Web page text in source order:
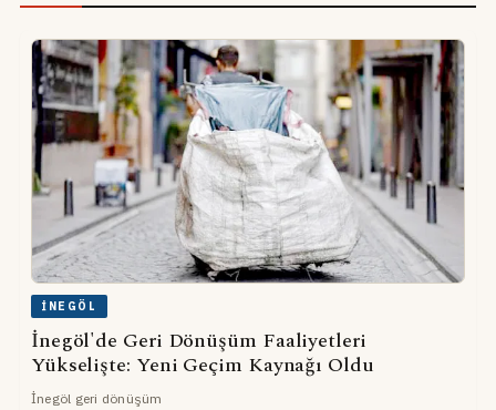
İNEGÖL
İnegöl'de Geri Dönüşüm Faaliyetleri
Yükselişte: Yeni Geçim Kaynağı Oldu
İnegöl geri dönüşüm